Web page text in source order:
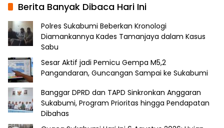
Berita Banyak Dibaca Hari Ini
Polres Sukabumi Beberkan Kronologi
Diamankannya Kades Tamanjaya dalam Kasus
Sabu
Sesar Aktif jadi Pemicu Gempa M5,2
Pangandaran, Guncangan Sampai ke Sukabumi
Banggar DPRD dan TAPD Sinkronkan Anggaran
Sukabumi, Program Prioritas hingga Pendapatan
Dibahas